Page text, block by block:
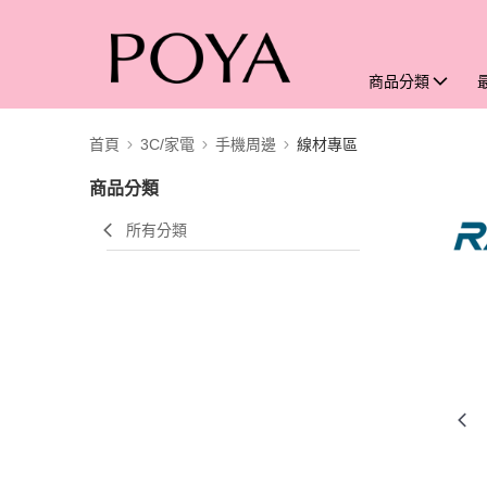
商品分類
首頁 3C/家電 手機周邊 線材專區
商品分類
所有分類